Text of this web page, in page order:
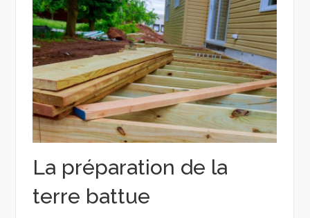
La préparation de la
terre battue